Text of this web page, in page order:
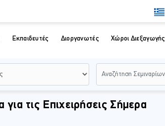
Εκπαιδευτές Διοργανωτές Χώροι Διεξαγωγής
τις Επιχειρήσεις Σήμερα